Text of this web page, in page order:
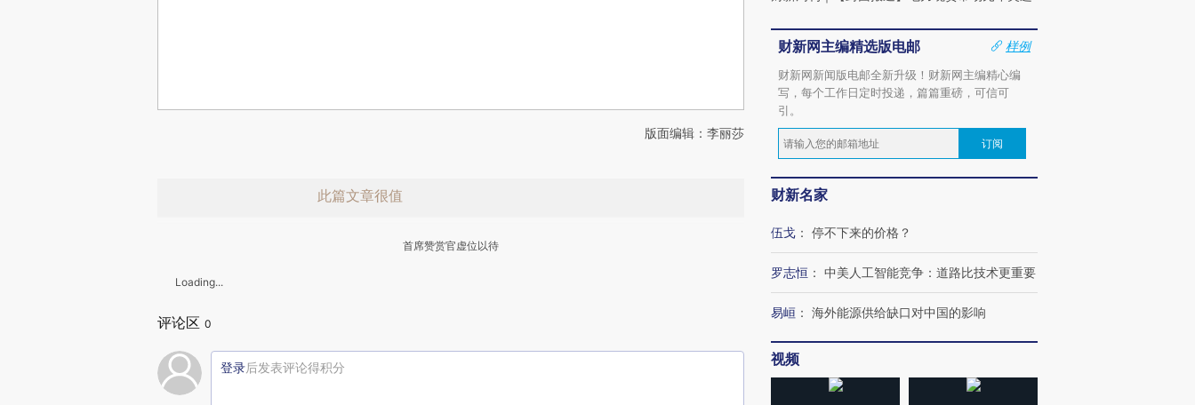
版面编辑：李丽莎
此篇文章很值
赞赏激励一下
首席赞赏官虚位以待
Loading...
评论区 0
登录后发表评论得积分
财新网主编精选版电邮
样例
财新网新闻版电邮全新升级！财新网主编精心编
写，每个工作日定时投递，篇篇重磅，可信可
引。
订阅
财新名家
伍戈 ： 停不下来的价格？
罗志恒 ： 中美人工智能竞争：道路比技术更重要
易峘 ： 海外能源供给缺口对中国的影响
视频